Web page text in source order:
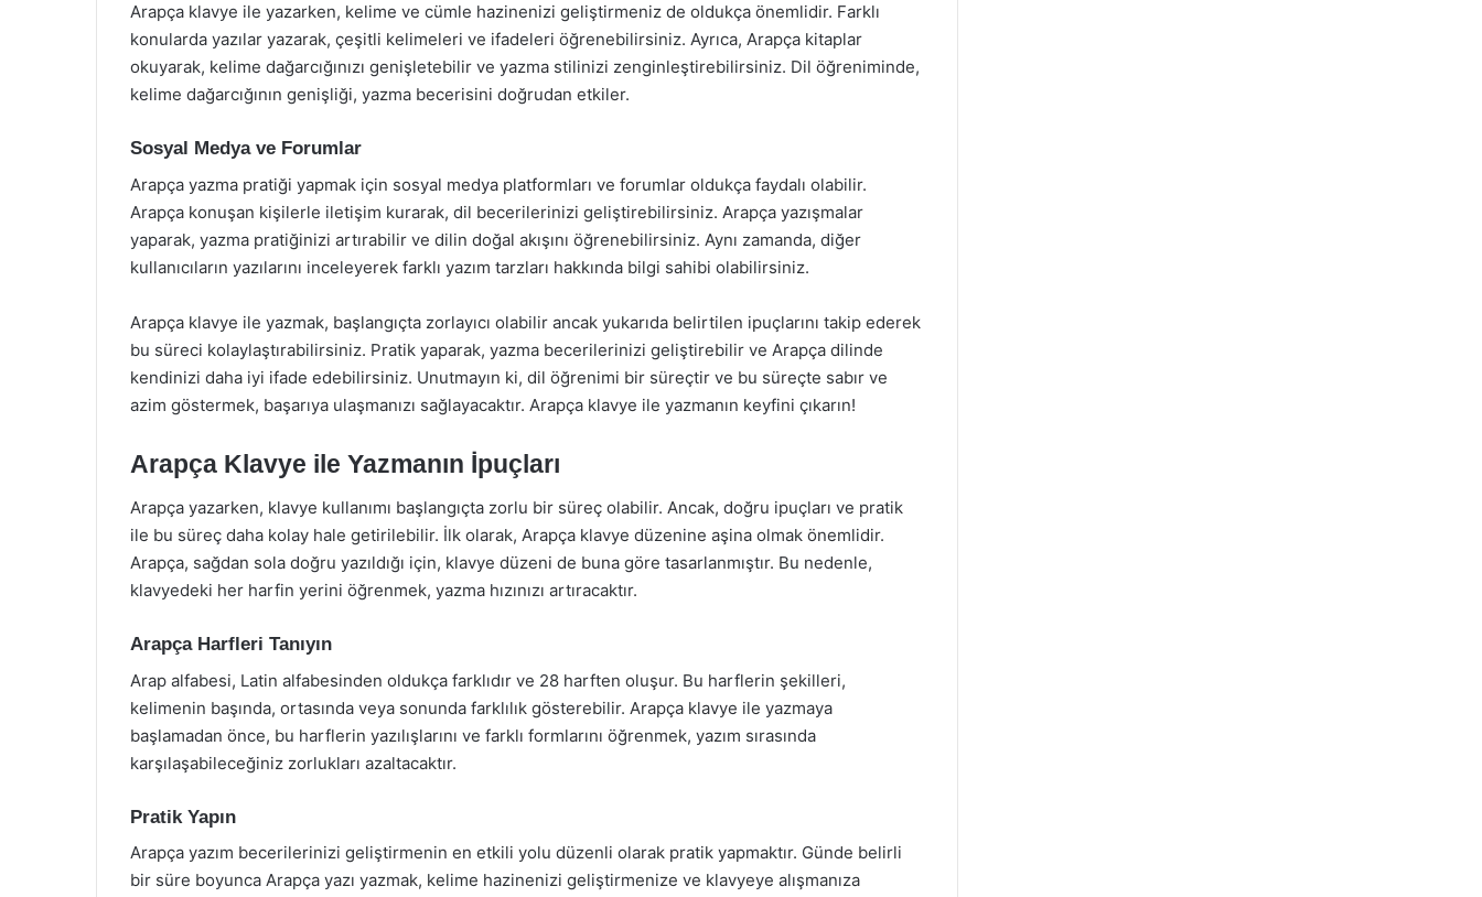
Arapça klavye ile yazarken, kelime ve cümle hazinenizi geliştirmeniz de oldukça önemlidir. Farklı
konularda yazılar yazarak, çeşitli kelimeleri ve ifadeleri öğrenebilirsiniz. Ayrıca, Arapça kitaplar
okuyarak, kelime dağarcığınızı genişletebilir ve yazma stilinizi zenginleştirebilirsiniz. Dil öğreniminde,
kelime dağarcığının genişliği, yazma becerisini doğrudan etkiler.
Sosyal Medya ve Forumlar
Arapça yazma pratiği yapmak için sosyal medya platformları ve forumlar oldukça faydalı olabilir.
Arapça konuşan kişilerle iletişim kurarak, dil becerilerinizi geliştirebilirsiniz. Arapça yazışmalar
yaparak, yazma pratiğinizi artırabilir ve dilin doğal akışını öğrenebilirsiniz. Aynı zamanda, diğer
kullanıcıların yazılarını inceleyerek farklı yazım tarzları hakkında bilgi sahibi olabilirsiniz.
Arapça klavye ile yazmak, başlangıçta zorlayıcı olabilir ancak yukarıda belirtilen ipuçlarını takip ederek
bu süreci kolaylaştırabilirsiniz. Pratik yaparak, yazma becerilerinizi geliştirebilir ve Arapça dilinde
kendinizi daha iyi ifade edebilirsiniz. Unutmayın ki, dil öğrenimi bir süreçtir ve bu süreçte sabır ve
azim göstermek, başarıya ulaşmanızı sağlayacaktır. Arapça klavye ile yazmanın keyfini çıkarın!
Arapça Klavye ile Yazmanın İpuçları
Arapça yazarken, klavye kullanımı başlangıçta zorlu bir süreç olabilir. Ancak, doğru ipuçları ve pratik
ile bu süreç daha kolay hale getirilebilir. İlk olarak, Arapça klavye düzenine aşina olmak önemlidir.
Arapça, sağdan sola doğru yazıldığı için, klavye düzeni de buna göre tasarlanmıştır. Bu nedenle,
klavyedeki her harfin yerini öğrenmek, yazma hızınızı artıracaktır.
Arapça Harfleri Tanıyın
Arap alfabesi, Latin alfabesinden oldukça farklıdır ve 28 harften oluşur. Bu harflerin şekilleri,
kelimenin başında, ortasında veya sonunda farklılık gösterebilir. Arapça klavye ile yazmaya
başlamadan önce, bu harflerin yazılışlarını ve farklı formlarını öğrenmek, yazım sırasında
karşılaşabileceğiniz zorlukları azaltacaktır.
Pratik Yapın
Arapça yazım becerilerinizi geliştirmenin en etkili yolu düzenli olarak pratik yapmaktır. Günde belirli
bir süre boyunca Arapça yazı yazmak, kelime hazinenizi geliştirmenize ve klavyeye alışmanıza